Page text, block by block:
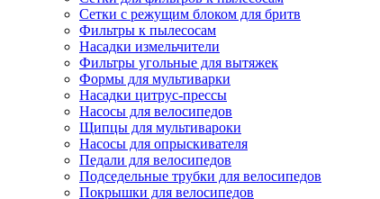
Сетки с режущим блоком для бритв
Фильтры к пылесосам
Насадки измельчители
Фильтры угольные для вытяжек
Формы для мультиварки
Насадки цитрус-прессы
Насосы для велосипедов
Щипцы для мультивароки
Насосы для опрыскивателя
Педали для велосипедов
Подседельные трубки для велосипедов
Покрышки для велосипедов